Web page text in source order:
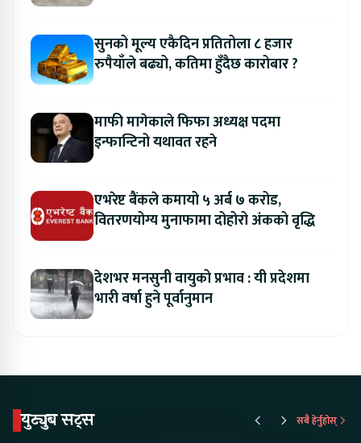
सुनको मूल्य एकैदिन प्रतितोला ८ हजार
रुपैयाँले बढ्यो, कतिमा हुँदैछ कारोबार ?
माफी मागेकाले फिफा अध्यक्ष पदमा
इन्फान्टिनो यथावत रहने
एभरेष्ट बैंकले कमायो ५ अर्ब ७ करोड,
वितरणयोग्य मुनाफामा दोहोरो अंकको वृद्धि
देशभर मनसुनी वायुको प्रभाव : यी प्रदेशमा
भारी वर्षा हुने पूर्वानुमान
युट्युब सट्स सबै हेर्नुहोस्